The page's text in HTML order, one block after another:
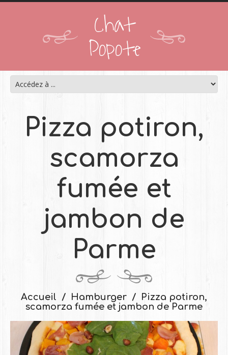
Chat
Popote
Pizza potiron,
scamorza
fumée et
jambon de
Parme
Accueil Hamburger
Pizza potiron,
scamorza fumée et jambon de Parme